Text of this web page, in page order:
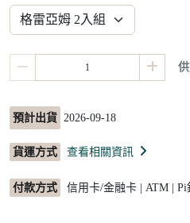
預計出貨 2026-09-18
貨運方式 查看相關資訊
付款方式 信用卡/金融卡 | ATM |